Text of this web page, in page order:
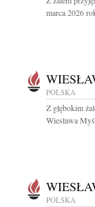
marca 2026
POLSKA
Z głębokim
Wiesława
POLSKA